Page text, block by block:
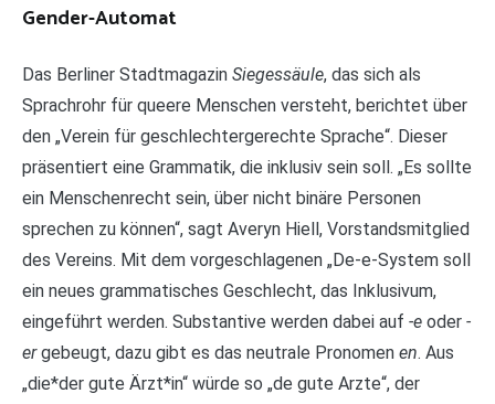
Gender-Automat
Das Berliner Stadtmagazin Siegessäule, das sich als
Sprachrohr für queere Menschen versteht, berichtet über
den „Verein für geschlechtergerechte Sprache“. Dieser
präsentiert eine Grammatik, die inklusiv sein soll. „Es sollte
ein Menschenrecht sein, über nicht binäre Personen
sprechen zu können“, sagt Averyn Hiell, Vorstandsmitglied
des Vereins. Mit dem vorgeschlagenen „De-e-System soll
ein neues grammatisches Geschlecht, das Inklusivum,
eingeführt werden. Substantive werden dabei auf -e oder -
ergebeugt, dazu gibt es das neutrale Pronomen en. Aus
„die*der gute Ärzt*in“ würde so „de gute Arzte“, der